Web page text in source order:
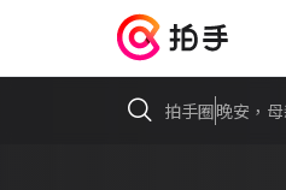
拍手圈晚安，